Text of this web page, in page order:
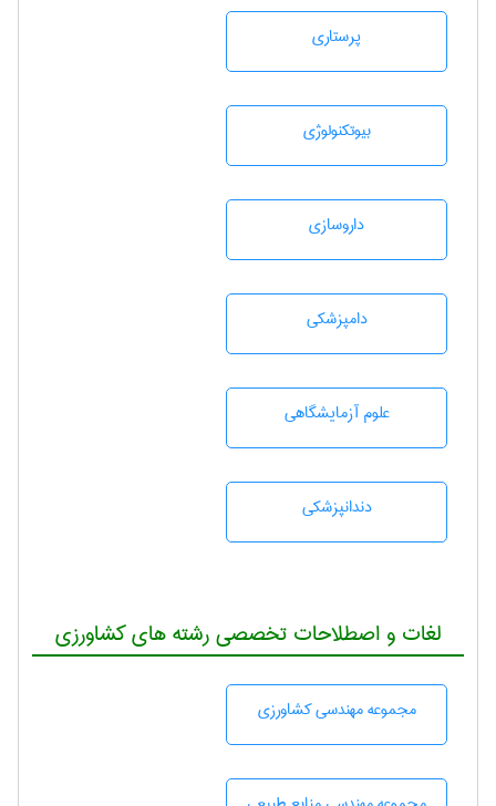
پرستاری
بيوتكنولوژی
داروسازی
دامپزشكی
علوم آزمايشگاهی
دندانپزشكی
لغات و اصطلاحات تخصصی رشته های کشاورزی
مجموعه مهندسی كشاورزی